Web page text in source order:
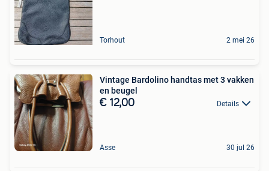
Torhout 2 mei 26
Vintage Bardolino handtas met 3 vakken
en beugel
€ 12,00 Details
Asse 30 jul 26